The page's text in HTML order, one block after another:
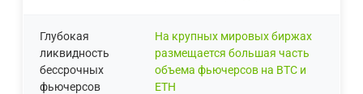
Глубокая
ликвидность
бессрочных
фьючерсов
На крупных мировых биржах
размещается большая часть
объема фьючерсов на BTC и
ETH